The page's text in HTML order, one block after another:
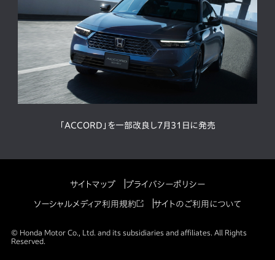
「ACCORD」を一部改良し7月31日に発売
サイトマップ プライバシーポリシー
ソーシャルメディア利用規約 サイトのご利用について
© Honda Motor Co., Ltd. and its subsidiaries and affiliates. All Rights
Reserved.